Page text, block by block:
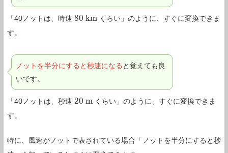
「40ノットは、時速 80 km
80km
くらい」のように、すぐに変換できま
す。
ノットを半分にすると秒速になる と覚えても良
いです。
「40ノットは、秒速 20 m
20m
くらい」のように、すぐに変換できま
す。
特に、風速がノットで表されている場合「ノットを半分にすると秒